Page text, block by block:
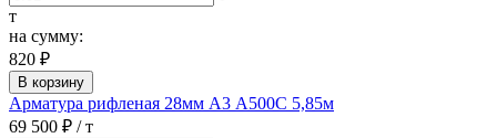
т
на сумму:
820 ₽
В корзину
Арматура рифленая 28мм А3 А500С 5,85м
69 500 ₽ / т